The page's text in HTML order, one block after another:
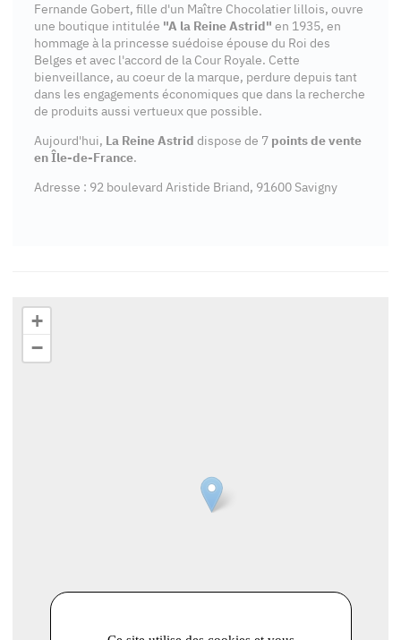
Fernande Gobert, fille d'un Maître Chocolatier lillois, ouvre
une boutique intitulée "A la Reine Astrid" en 1935, en
hommage à la princesse suédoise épouse du Roi des
Belges et avec l'accord de la Cour Royale. Cette
bienveillance, au coeur de la marque, perdure depuis tant
dans les engagements économiques que dans la recherche
de produits aussi vertueux que possible.
Aujourd'hui, La Reine Astrid dispose de 7 points de vente
en Île-de-France.
Adresse : 92 boulevard Aristide Briand, 91600 Savigny
+
−